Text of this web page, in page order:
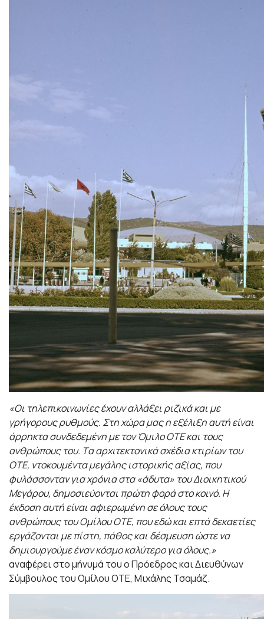
«Οι τηλεπικοινωνίες έχουν αλλάξει ριζικά και με
γρήγορους ρυθμούς. Στη χώρα μας η εξέλιξη αυτή είναι
άρρηκτα συνδεδεμένη με τον Όμιλο ΟΤΕ και τους
ανθρώπους του. Tα αρχιτεκτονικά σχέδια κτιρίων του
ΟΤΕ, ντοκουμέντα μεγάλης ιστορικής αξίας, που
φυλάσσονταν για χρόνια στα «άδυτα» του Διοικητικού
Μεγάρου, δημοσιεύονται πρώτη φορά στο κοινό. Η
έκδοση αυτή είναι αφιερωμένη σε όλους τους
ανθρώπους του Ομίλου ΟΤΕ, που εδώ και επτά δεκαετίες
εργάζονται με πίστη, πάθος και δέσμευση ώστε να
δημιουργούμε έναν κόσμο καλύτερο για όλους.»
αναφέρει στο μήνυμά του ο Πρόεδρος και Διευθύνων
Σύμβουλος του Ομίλου ΟΤΕ, Μιχάλης Τσαμάζ.